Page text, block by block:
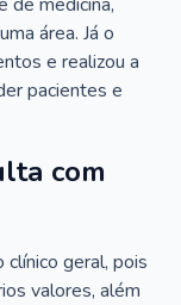
área. Já o
e realizou a
pacientes e
com
geral, pois
valores, além